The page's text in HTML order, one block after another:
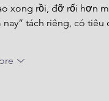
xong rồi, đỡ rối hơn
tách riêng, có tiêu